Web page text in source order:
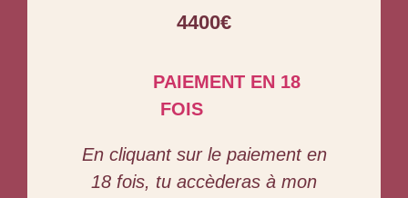
4400€
PAIEMENT EN 18
FOIS
En cliquant sur le paiement en
18 fois, tu accèderas à mon